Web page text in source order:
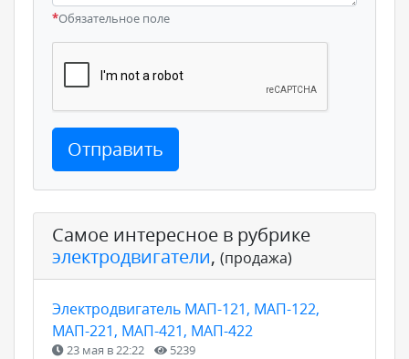
*Обязательное поле
Отправить
Самое интересное в рубрике
электродвигатели, (продажа)
Электродвигатель МАП-121, МАП-122,
МАП-221, МАП-421, МАП-422
23 мая в 22:22 5239